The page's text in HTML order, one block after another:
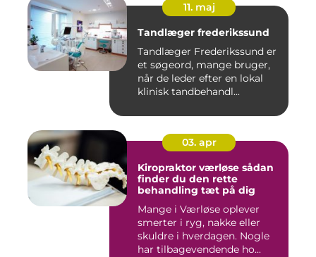
11. maj
Tandlæger frederikssund
Tandlæger Frederikssund er
et søgeord, mange bruger,
når de leder efter en lokal
klinisk tandbehandl...
03. apr
Kiropraktor værløse sådan
finder du den rette
behandling tæt på dig
Mange i Værløse oplever
smerter i ryg, nakke eller
skuldre i hverdagen. Nogle
har tilbagevendende ho...